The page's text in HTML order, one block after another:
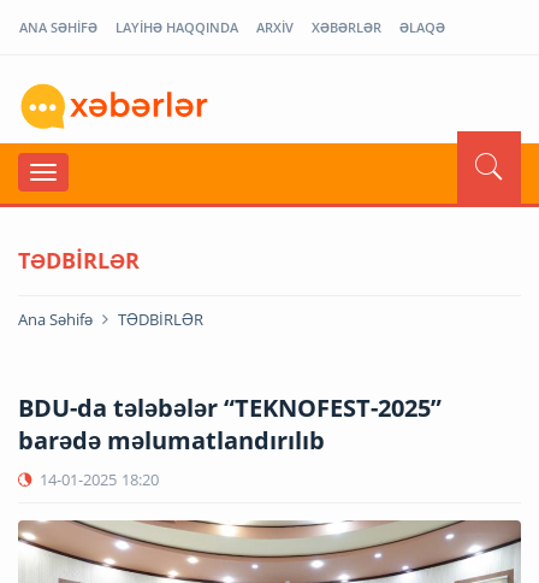
ANA SƏHİFƏ LAYİHƏ HAQQINDA ARXİV XƏBƏRLƏR ƏLAQƏ
TƏDBİRLƏR
Ana Səhifə TƏDBİRLƏR
BDU-da tələbələr “TEKNOFEST-2025”
barədə məlumatlandırılıb
14-01-2025 18:20